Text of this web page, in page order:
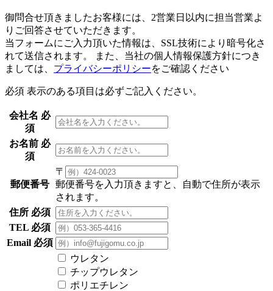
御問合せ頂きましたお客様には、2営業日以内に担当営業よ
りご回答させていただきます。
当フォームにご入力頂いた情報は、SSL技術により暗号化さ
れて送信されます。 また、当社の個人情報保護方針につき
ましては、 プライバシーポリシーをご確認ください
必須 表示のある項目は必ずご記入ください。
会社名 必
須
お名前 必
須
郵便番号
〒
郵便番号を入力頂きますと、自動で住所が表示
されます。
住所 必須
TEL 必須
Email 必須
ウレタン
チップウレタン
ポリエチレン